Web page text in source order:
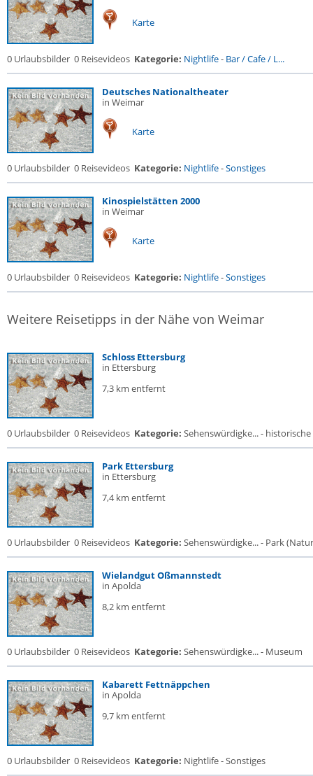
Karte
0 Urlaubsbilder 0 Reisevideos Kategorie: Nightlife- Bar / Cafe / L...
Deutsches Nationaltheater
in Weimar
Karte
0 Urlaubsbilder 0 Reisevideos Kategorie: Nightlife-Sonstiges
Kinospielstätten 2000
in Weimar
Karte
0 Urlaubsbilder 0 Reisevideos Kategorie: Nightlife-Sonstiges
Weitere Reisetipps in der Nähe von Weimar
Schloss Ettersburg
in Ettersburg
7,3 km entfernt
0 Urlaubsbilder 0 Reisevideos Kategorie: Sehenswürdigke... - historische
Park Ettersburg
in Ettersburg
7,4 km entfernt
0 Urlaubsbilder 0 Reisevideos Kategorie: Sehenswürdigke... - Park
Wielandgut Oßmannstedt
in Apolda
8,2 km entfernt
0 Urlaubsbilder 0 Reisevideos Kategorie: Sehenswürdigke... - Museum
Kabarett Fettnäppchen
in Apolda
9,7 km entfernt
0 Urlaubsbilder 0 Reisevideos Kategorie: Nightlife - Sonstiges